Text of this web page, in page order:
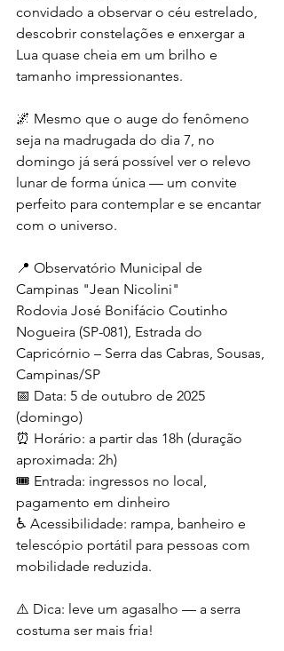
convidado a observar o céu estrelado,
descobrir constelações e enxergar a
Lua quase cheia em um brilho e
tamanho impressionantes.
🌌 Mesmo que o auge do fenômeno
seja na madrugada do dia 7, no
domingo já será possível ver o relevo
lunar de forma única — um convite
perfeito para contemplar e se encantar
com o universo.
📍 Observatório Municipal de
Campinas "Jean Nicolini"
Rodovia José Bonifácio Coutinho
Nogueira (SP-081), Estrada do
Capricórnio – Serra das Cabras, Sousas,
Campinas/SP
📅 Data: 5 de outubro de 2025
(domingo)
⏰ Horário: a partir das 18h (duração
aproximada: 2h)
🎟️ Entrada: ingressos no local,
pagamento em dinheiro
♿ Acessibilidade: rampa, banheiro e
telescópio portátil para pessoas com
mobilidade reduzida.
⚠️ Dica: leve um agasalho — a serra
costuma ser mais fria!